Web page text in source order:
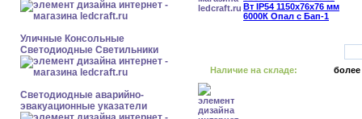
Уличные Консольные
Светодиодные Светильники
Светодиодные аварийно-
эвакуационные указатели
Наличие на складе: более